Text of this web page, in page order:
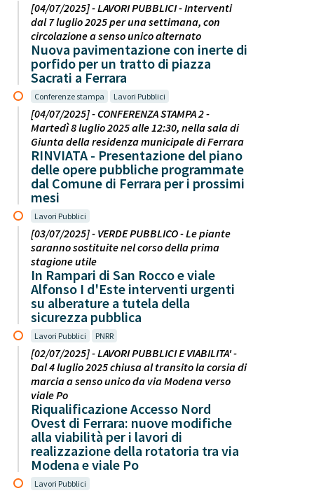
[04/07/2025] - LAVORI PUBBLICI - Interventi
dal 7 luglio 2025 per una settimana, con
circolazione a senso unico alternato
Nuova pavimentazione con inerte di
porfido per un tratto di piazza
Sacrati a Ferrara
Conferenze stampa Lavori Pubblici
[04/07/2025] - CONFERENZA STAMPA 2 -
Martedì 8 luglio 2025 alle 12:30, nella sala di
Giunta della residenza municipale di Ferrara
RINVIATA - Presentazione del piano
delle opere pubbliche programmate
dal Comune di Ferrara per i prossimi
mesi
Lavori Pubblici
[03/07/2025] - VERDE PUBBLICO - Le piante
saranno sostituite nel corso della prima
stagione utile
In Rampari di San Rocco e viale
Alfonso I d'Este interventi urgenti
su alberature a tutela della
sicurezza pubblica
Lavori Pubblici PNRR
[02/07/2025] - LAVORI PUBBLICI E VIABILITA' -
Dal 4 luglio 2025 chiusa al transito la corsia di
marcia a senso unico da via Modena verso
viale Po
Riqualificazione Accesso Nord
Ovest di Ferrara: nuove modifiche
alla viabilità per i lavori di
realizzazione della rotatoria tra via
Modena e viale Po
Lavori Pubblici